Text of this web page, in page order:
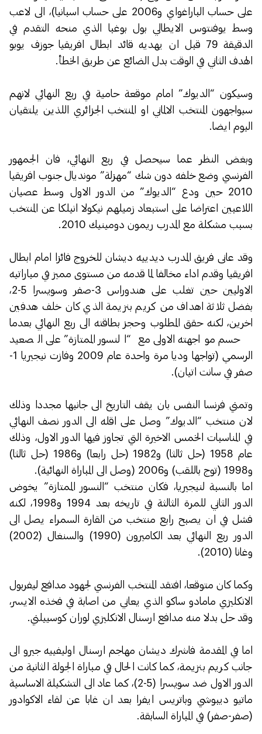
على حساب الباراغواي و2006 على حساب اسبانيا)، الى لاعب
وسط يوفنتوس الايطالي بول بوغبا الذي منحه التقدم في
الدقيقة 79 قبل ان يهديه قائد ابطال افريقيا جوزف يوبو
الهدف الثاني في الوقت بدل الضائع عن طريق الخطأ.
وسيكون “الديوك” امام موقعة حامية في ربع النهائي لانهم
سيواجهون المنتخب الالماني او المنتخب الجزائري اللذين يلتقيان
اليوم ايضا.
وبغض النظر عما سيحصل في ربع النهائي، فان الجمهور
الفرنسي وضع خلفه دون شك “مهزلة” مونديال جنوب افريقيا
2010 حين ودع “الديوك” من الدور الاول وسط عصيان
اللاعبين اعتراضا على استبعاد زميلهم نيكولا انيلكا عن المنتخب
بسبب مشكلة مع المدرب ريمون دومينيك 2010.
وقد عانى فريق المدرب ديدييه ديشان للخروج فائزا امام ابطال
افريقيا وقدم اداء مخالفا لما قدمه من مستوى مميز في مباراتيه
الاوليين حين تغلب على هندوراس 3-صفر وسويسرا 5-2،
بفضل ثلاثة اهداف من كريم بنزيمة الذي كان خلف هدفين
اخرين، لكنه حقق المطلوب وحجز بطاقته الى ربع النهائي بعدما
حسم مواجهته الاولى مع “النسور الممتازة” على الصعيد
الرسمي (تواجها وديا مرة واحدة عام 2009 وفازت نيجيريا 1-
صفر في سانت اتيان).
وتمني فرنسا النفس بان يقف التاريخ الى جانبها مجددا وذلك
لان منتخب “الديوك” وصل على اقله الى الدور نصف النهائي
في المناسبات الخمس الاخيرة التي تجاوز فيها الدور الاول، وذلك
عام 1958 (حل ثالثا) و1982 (حل رابعا) و1986 (حل ثالثا)
و1998 (توج باللقب) و2006 (وصل الى المباراة النهائية).
اما بالنسبة لنيجيريا، فكان منتخب “النسور الممتازة” يخوض
الدور الثاني للمرة الثالثة في تاريخه بعد 1994 و1998، لكنه
فشل في ان يصبح رابع منتخب من القارة السمراء يصل الى
الدور ربع النهائي بعد الكاميرون (1990) والسنغال (2002)
وغانا (2010).
وكما كان متوقعا، افتقد المنتخب الفرنسي لجهود مدافع ليفربول
الانكليزي مامادو ساكو الذي يعاني من اصابة في فخذه الايسر،
وقد حل بدلا منه مدافع ارسنال الانكليزي لوران كوسييلني.
اما في المقدمة فاشرك ديشان مهاجم ارسنال اوليفييه جيرو الى
جانب كريم بنزيمة، كما كانت الحال في مباراة الجولة الثانية من
الدور الاول ضد سويسرا (5-2)، كما عاد الى التشكيلة الاساسية
ماتيو ديبوشي وباتريس ايفرا بعد ان غابا عن لقاء الاكوادور
(صفر-صفر) في المباراة السابقة.